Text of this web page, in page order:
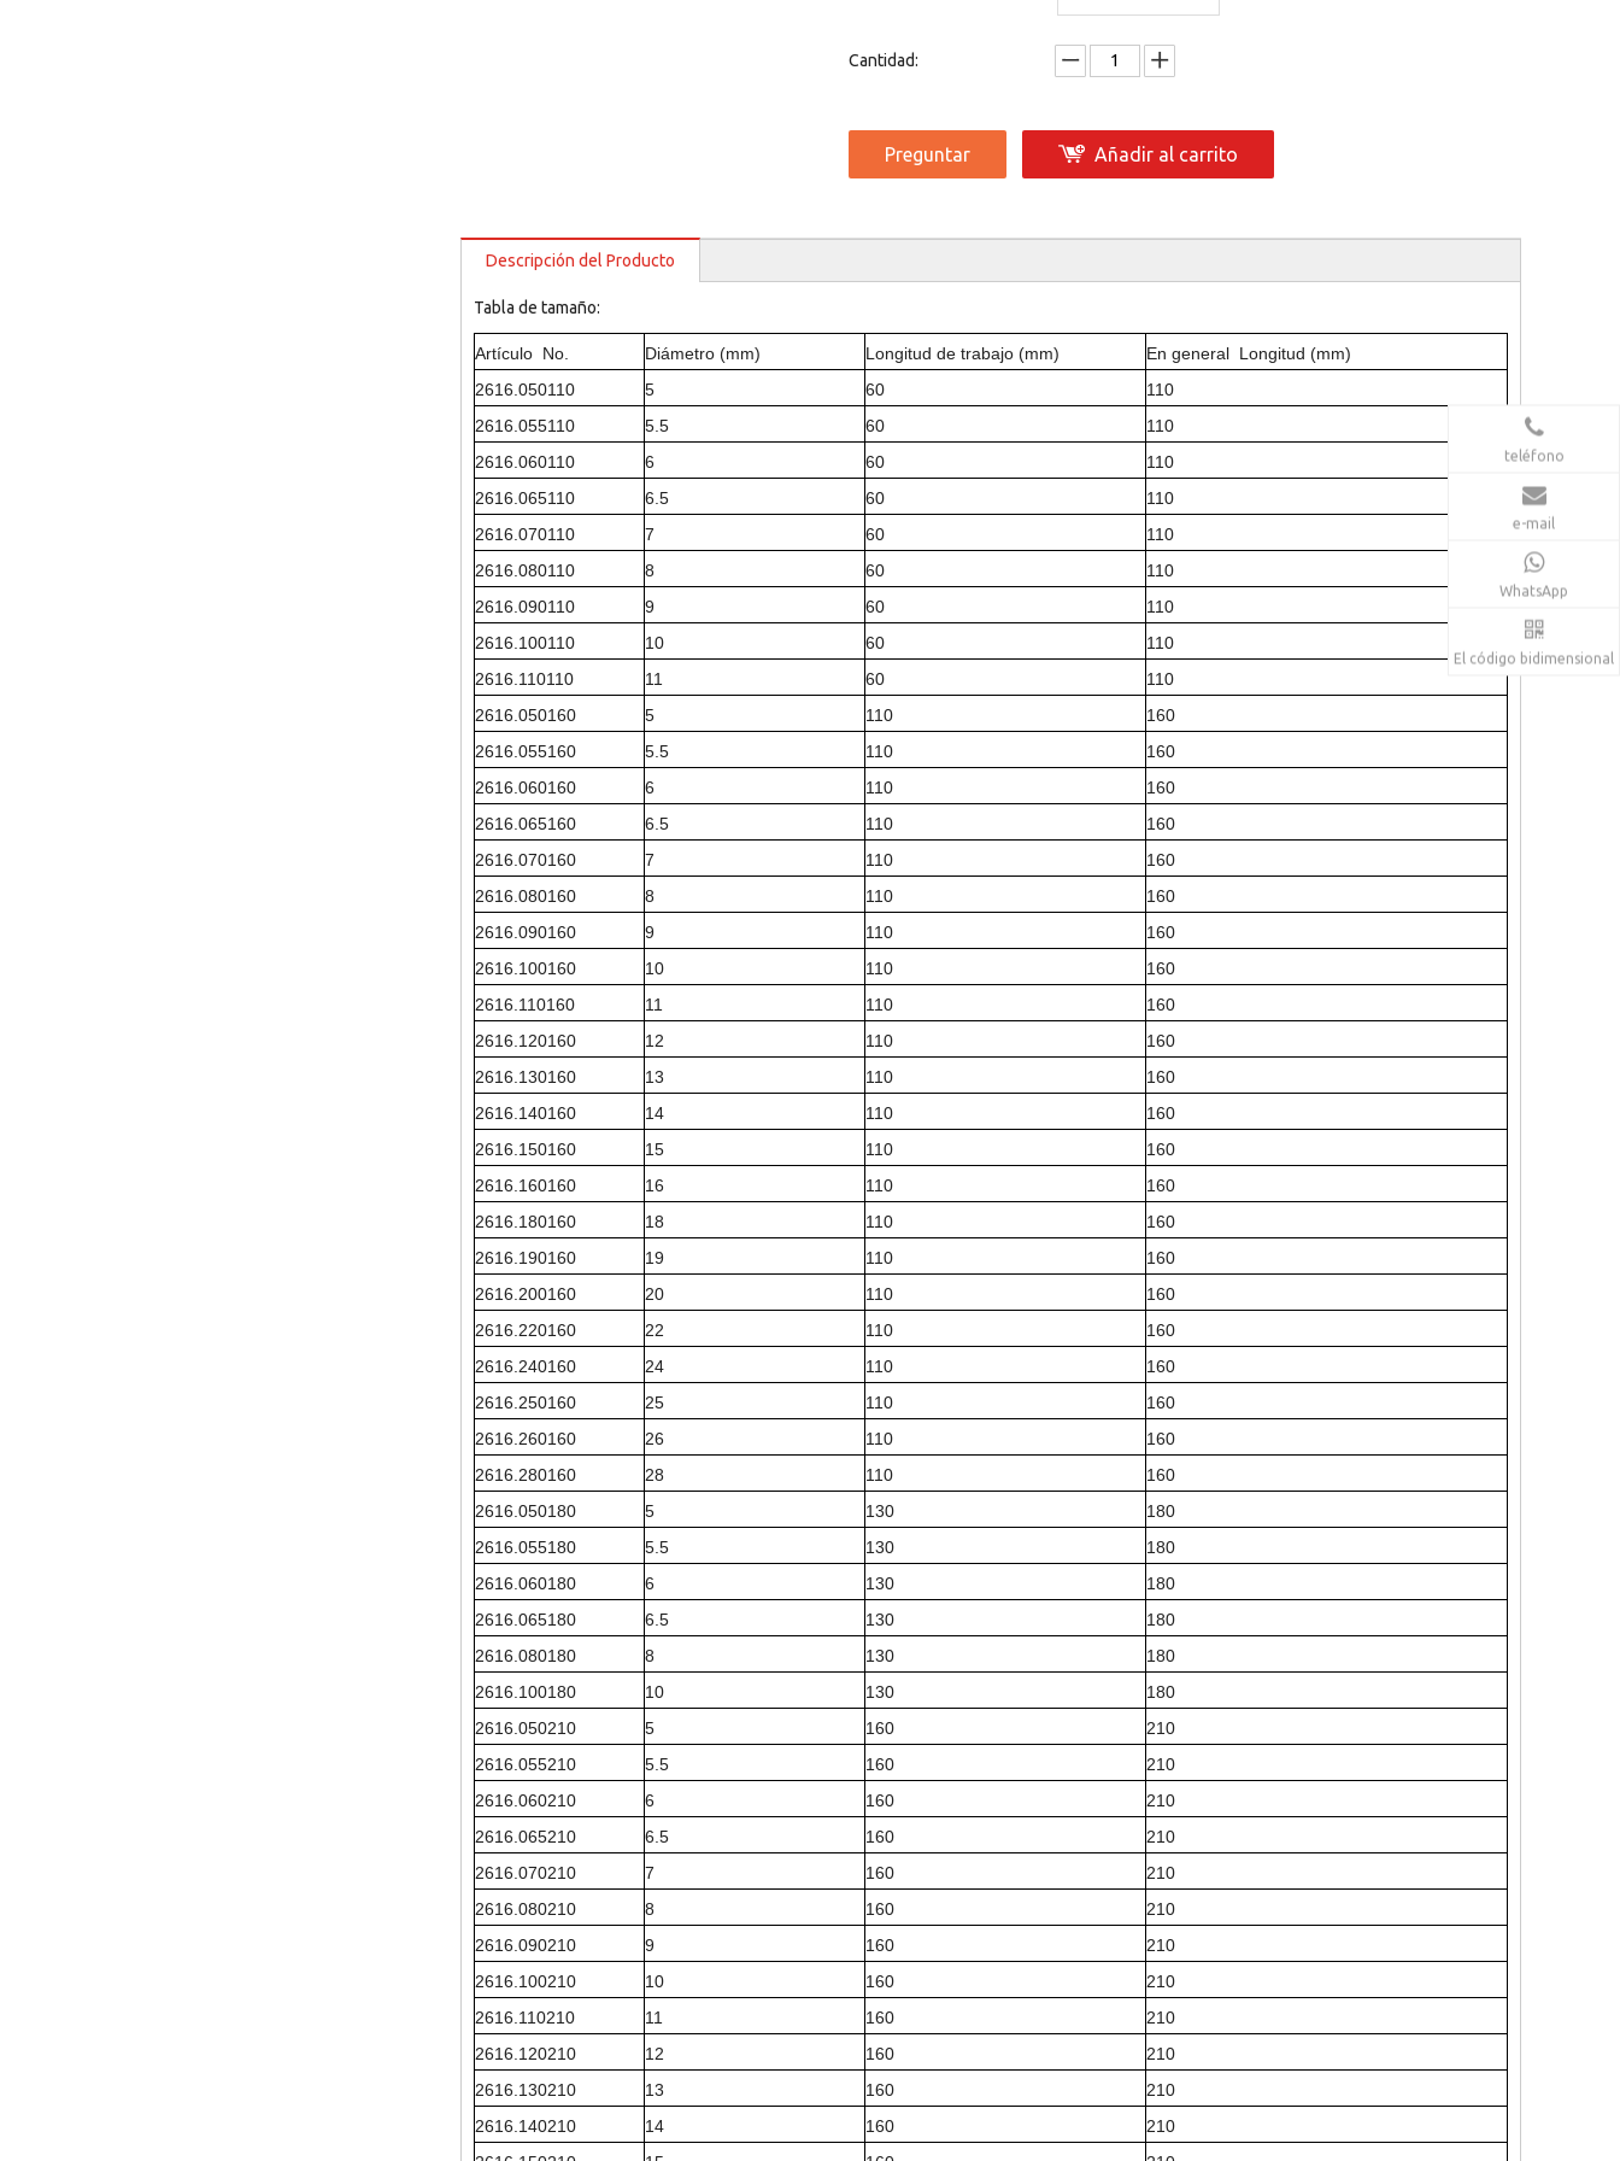
Cantidad:
Preguntar Añadir al carrito
Descripción del Producto
Tabla de tamaño:
Artículo No. Diámetro (mm) Longitud de trabajo (mm)
En general Longitud (mm)
2616.050110
5 60
110
2616.055110
5.5 60
110
2616.060110
6 60
110
2616.065110
6.5 60
110
2616.070110
7 60
110
2616.080110
8 60
110
2616.090110
9 60
110
2616.100110
10 60
110
2616.110110
11 60
110
2616.050160
5 110
160
2616.055160
5.5 110
160
2616.060160
6 110
160
2616.065160
6.5 110
160
2616.070160
7 110
160
2616.080160
8 110
160
2616.090160
9 110
160
2616.100160
10 110
160
2616.110160
11 110
160
2616.120160
12 110
160
2616.130160
13 110
160
2616.140160
14 110
160
2616.150160
15 110
160
2616.160160
16 110
160
2616.180160
18 110
160
2616.190160
19 110
160
2616.200160
20 110
160
2616.220160
22 110
160
2616.240160
24 110
160
2616.250160
25 110
160
2616.260160
26 110
160
2616.280160
28 110
160
2616.050180
5 130
180
2616.055180
5.5 130
180
2616.060180
6 130
180
2616.065180
6.5 130
180
2616.080180
8 130
180
2616.100180
10 130
180
2616.050210
5 160
210
2616.055210
5.5 160
210
2616.060210
6 160
210
2616.065210
6.5 160
210
2616.070210
7 160
210
2616.080210
8 160
210
2616.090210
9 160
210
2616.100210
10 160
210
2616.110210
11 160
210
2616.120210
12 160
210
2616.130210
13 160
210
2616.140210
14 160
210
teléfono
e-mail
WhatsApp
El código bidimensional